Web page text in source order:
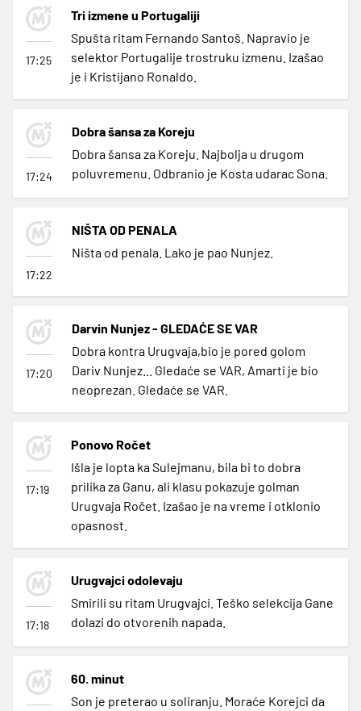
17:25
Tri izmene u Portugaliji
Spušta ritam Fernando Santoš. Napravio je
selektor Portugalije trostruku izmenu. Izašao
je i Kristijano Ronaldo.
17:24
Dobra šansa za Koreju
Dobra šansa za Koreju. Najbolja u drugom
poluvremenu. Odbranio je Kosta udarac Sona.
17:22
NIŠTA OD PENALA
Ništa od penala. Lako je pao Nunjez.
17:20
Darvin Nunjez - GLEDAĆE SE VAR
Dobra kontra Urugvaja,bio je pored golom
Dariv Nunjez... Gledaće se VAR, Amarti je bio
neoprezan. Gledaće se VAR.
17:19
Ponovo Ročet
Išla je lopta ka Sulejmanu, bila bi to dobra
prilika za Ganu, ali klasu pokazuje golman
Urugvaja Ročet. Izašao je na vreme i otklonio
opasnost.
17:18
Urugvajci odolevaju
Smirili su ritam Urugvajci. Teško selekcija Gane
dolazi do otvorenih napada.
60. minut
Son je preterao u soliranju. Moraće Korejci da